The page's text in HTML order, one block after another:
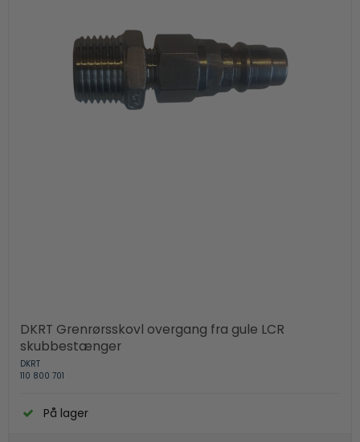
DKRT Grenrørsskovl overgang fra gule LCR
skubbestænger
DKRT
110 800 701
På lager